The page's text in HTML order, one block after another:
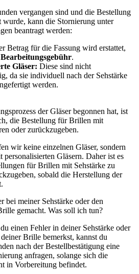
vergangen sind und die Bestellung
wurde, kann die Stornierung unter
beantragt werden:
Betrag für die Fassung wird erstattet,
.
Gläser: Diese sind nicht
da sie individuell nach der Sehstärke
werden.
der Gläser begonnen hat, ist
die Bestellung für Brillen mit
oder zurückzugeben.
wir keine einzelnen Gläser, sondern
Gläsern. Daher ist es
für Brillen mit Sehstärke zu
sobald die Herstellung der
bei meiner Sehstärke oder den
gemacht. Was soll ich tun?
einen Fehler in deiner Sehstärke oder
Brille bemerkst, kannst du
nach der Bestellbestätigung eine
anfragen, solange sich die
in Vorbereitung befindet.